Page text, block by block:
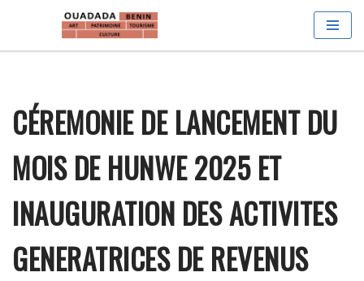
CÉREMONIE DE LANCEMENT DU
MOIS DE HUNWE 2025 ET
INAUGURATION DES ACTIVITES
GENERATRICES DE REVENUS